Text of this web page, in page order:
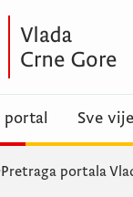
Sve
Pretraga portala